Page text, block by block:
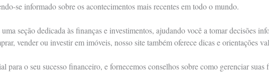
se informado sobre os acontecimentos mais recentes em todo o mundo.
seção dedicada às finanças e investimentos, ajudando você a tomar decisões
vender ou investir em imóveis, nosso site também oferece dicas e orientações
para o seu sucesso financeiro, e fornecemos conselhos sobre como gerenciar